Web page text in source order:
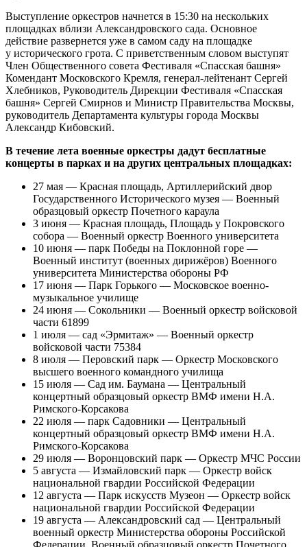
Выступление оркестров начнется в 15:30 на нескольких
площадках вблизи Александровского сада. Основное
действие развернется уже в самом саду на площадке
у исторического грота. С приветственным словом выступят
Член Общественного совета Фестиваля «Спасская башня»
Комендант Московского Кремля, генерал-лейтенант Сергей
Хлебников, Руководитель Дирекции Фестиваля «Спасская
башня» Сергей Смирнов и Министр Правительства Москвы,
руководитель Департамента культуры города Москвы
Александр Кибовский.
В течение лета военные оркестры дадут бесплатные
концерты в парках и на других центральных площадках:
27 мая — Красная площадь, Артиллерийский двор
Государственного Исторического музея — Военный
образцовый оркестр Почетного караула
3 июня — Красная площадь, Площадь у Покровского
собора — Военный оркестр Военного университета
10 июня — парк Победы на Поклонной горе —
Военный институт (военных дирижёров) Военного
университета Министерства обороны РФ
17 июня — Парк Горького — Московское военно-
музыкальное училище
24 июня — Сокольники — Военный оркестр войсковой
части 61899
1 июля — сад «Эрмитаж» — Военный оркестр
войсковой части 75384
8 июля — Перовский парк — Оркестр Московского
высшего военного командного училища
15 июля — Сад им. Баумана — Центральный
концертный образцовый оркестр ВМФ имени Н.А.
Римского-Корсакова
22 июля — парк Садовники — Центральный
концертный образцовый оркестр ВМФ имени Н.А.
Римского-Корсакова
29 июля — Воронцовский парк — Оркестр МЧС России
5 августа — Измайловский парк — Оркестр войск
национальной гвардии Российской Федерации
12 августа — Парк искусств Музеон — Оркестр войск
национальной гвардии Российской Федерации
19 августа — Александровский сад — Центральный
военный оркестр Министерства обороны Российской